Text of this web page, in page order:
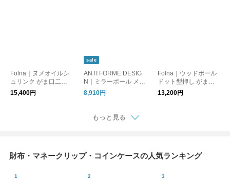
Folna｜ヌメオイルシ
ュリンク がま口二つ
折り財布
15,400円
sale
ANTI FORME DESIG
N｜ミラーボール メタ
リックレザー 二つ折
り財布
8,910円
Folna｜ウッドボール
ドット型押し がま口
二つ折り財布
13,200円
もっと見る
財布・マネークリップ・コインケースの人気ランキング